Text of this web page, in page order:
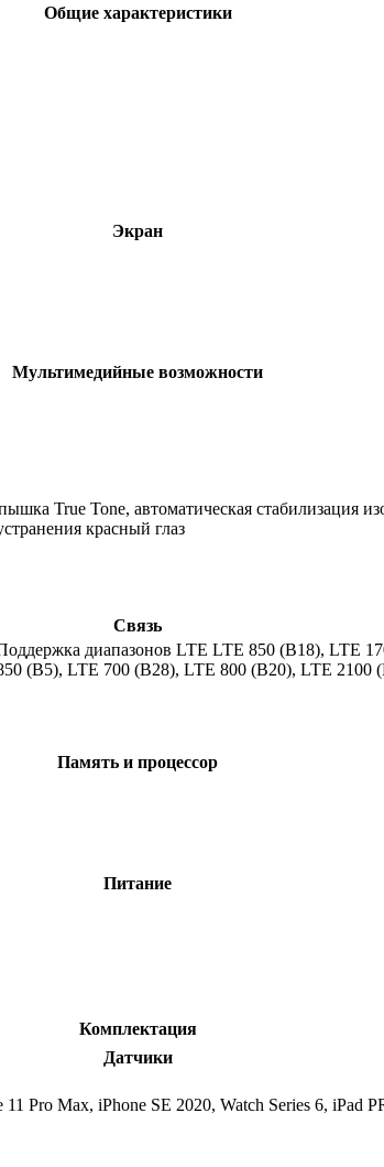
Общие характеристики
Экран
Мультимедийные возможности
True Tone, автоматическая стабилизация
красный глаз
Связь
диапазонов LTE LTE 850 (B18), LTE
(B5), LTE 700 (B28), LTE 800 (B20), LTE
Память и процессор
Питание
Комплектация
Датчики
Pro Max, iPhone SE 2020, Watch Series 6,